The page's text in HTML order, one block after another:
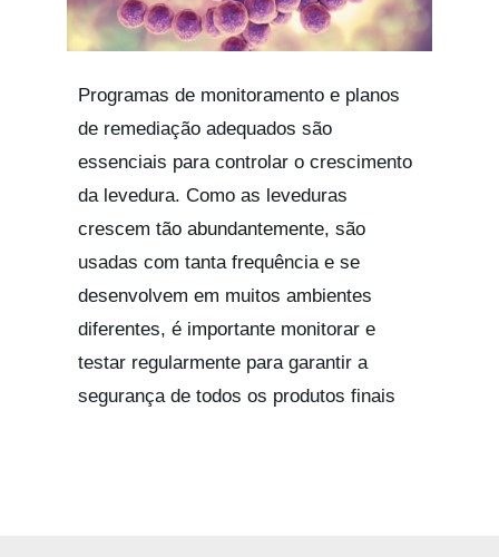
Programas de monitoramento e planos
de remediação adequados são
essenciais para controlar o crescimento
da levedura. Como as leveduras
crescem tão abundantemente, são
usadas com tanta frequência e se
desenvolvem em muitos ambientes
diferentes, é importante monitorar e
testar regularmente para garantir a
segurança de todos os produtos finais